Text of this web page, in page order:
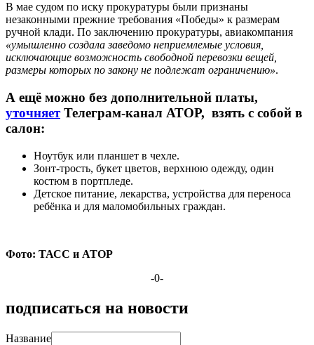
В мае судом по иску прокуратуры были признаны
незаконными прежние требования «Победы» к размерам
ручной клади. По заключению прокуратуры, авиакомпания
«умышленно создала заведомо неприемлемые условия,
исключающие возможность свободной перевозки вещей,
размеры которых по закону не подлежат ограничению».
А ещё можно без дополнительной платы,
уточняетТелеграм-канал АТОР, взять с собой в
салон:
Ноутбук или планшет в чехле.
Зонт-трость, букет цветов, верхнюю одежду, один
костюм в портпледе.
Детское питание, лекарства, устройства для переноса
ребёнка и для маломобильных граждан.
Фото: ТАСС и АТОР
-0-
подписаться на новости
Название